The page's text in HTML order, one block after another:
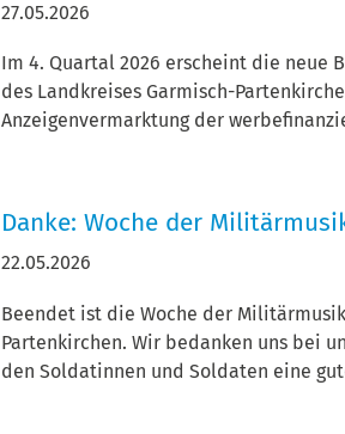
27.05.2026
Im 4. Quartal 2026 erscheint die neue
des Landkreises Garmisch-
Anzeigenvermarktung der
Danke: Woche der
22.05.2026
Beendet ist die Woche der
Partenkirchen. Wir bedanken uns bei
den Soldatinnen und Soldaten eine